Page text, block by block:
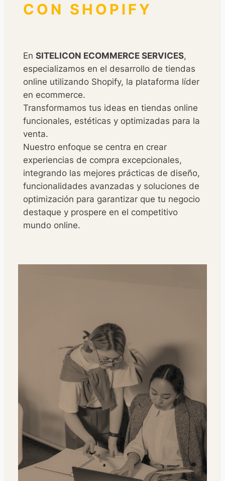
CON SHOPIFY
EnSITELICON ECOMMERCE SERVICES,
especializamos en el desarrollo de tiendas
online utilizando Shopify, la plataforma líder
en ecommerce.
Transformamos tus ideas en tiendas online
funcionales, estéticas y optimizadas para la
venta.
Nuestro enfoque se centra en crear
experiencias de compra excepcionales,
integrando las mejores prácticas de diseño,
funcionalidades avanzadas y soluciones de
optimización para garantizar que tu negocio
destaque y prospere en el competitivo
mundo online.